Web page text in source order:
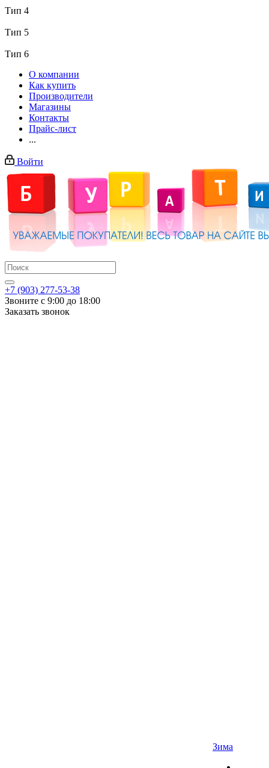
Тип 4
Тип 5
Тип 6
О компании
Как купить
Производители
Магазины
Контакты
Прайс-лист
...
Войти
+7 (903) 277-53-38
Звоните с 9:00 до 18:00
Заказать звонок
Зима